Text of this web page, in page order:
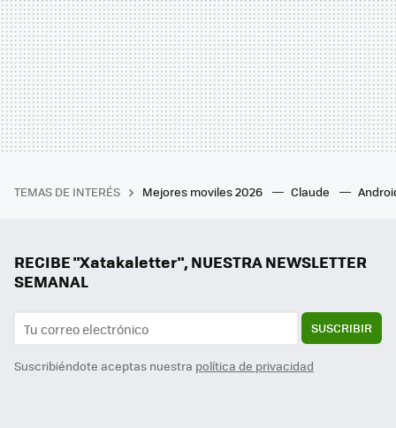
TEMAS DE INTERÉS Mejores moviles 2026 Claude
RECIBE "Xatakaletter", NUESTRA NEWSLETTER
SEMANAL
SUSCRIBIR
Suscribiéndote aceptas nuestra política de privacidad